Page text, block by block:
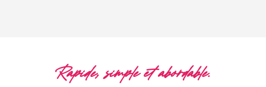
Rapide, simple et abordable.